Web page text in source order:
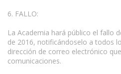
6. FALLO:
La Academia hará público el fallo
de 2016, notificándoselo a todos
dirección de correo electrónico
comunicaciones.